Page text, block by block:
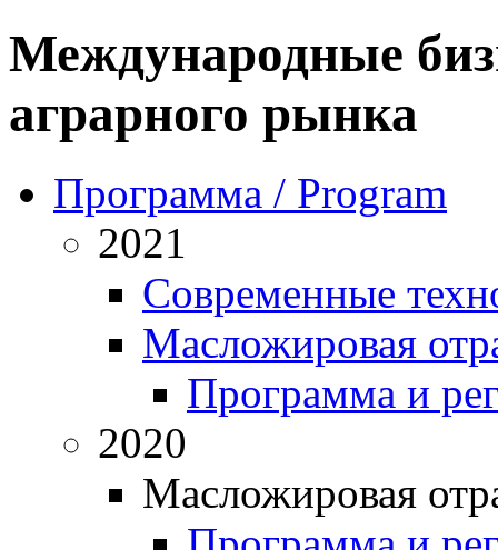
Международные
аграрного рынка
Программа / Program
2021
Современные
Масложировая
Программа и
2020
Масложировая